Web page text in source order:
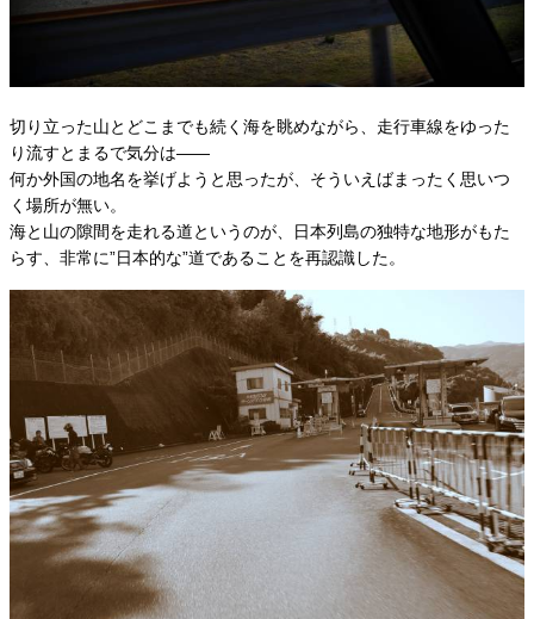
切り立った山とどこまでも続く海を眺めながら、走行車線をゆった
り流すとまるで気分は——
何か外国の地名を挙げようと思ったが、そういえばまったく思いつ
く場所が無い。
海と山の隙間を走れる道というのが、日本列島の独特な地形がもた
らす、非常に”日本的な”道であることを再認識した。